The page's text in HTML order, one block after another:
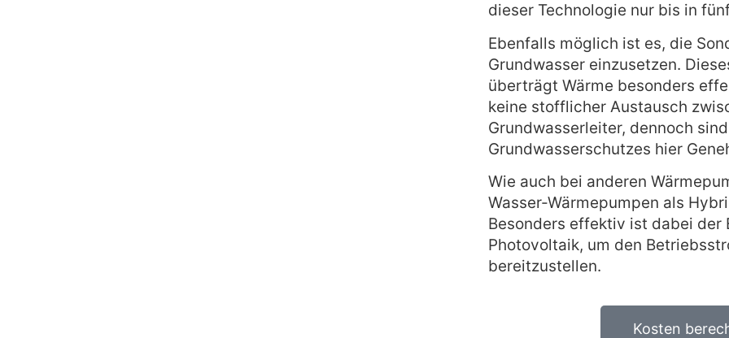
dieser Technologie nur bis in
Ebenfalls möglich ist es, die
Grundwasser einzusetzen.
überträgt Wärme besonders
keine stofflicher Austausch
Grundwasserleiter, dennoch
Grundwasserschutzes hier
Wie auch bei anderen
Wasser-Wärmepumpen als
Besonders effektiv ist dabei der
Photovoltaik, um den
bereitzustellen.
Kosten